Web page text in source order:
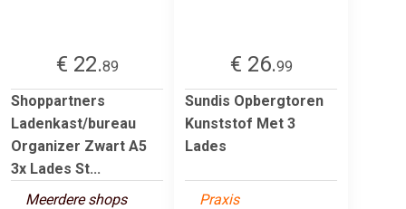
€ 22.89
Shoppartners
Ladenkast/bureau
Organizer Zwart A5
3x Lades St...
Meerdere shops
€ 26.99
Sundis Opbergtoren
Kunststof Met 3
Lades
Praxis